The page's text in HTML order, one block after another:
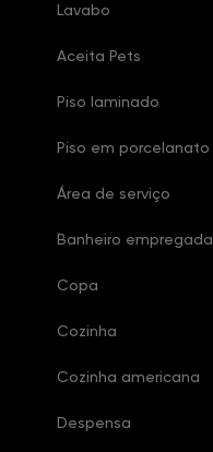
Lavabo
Aceita Pets
Piso laminado
Piso em porcelanato
Área de serviço
Banheiro empregada
Copa
Cozinha
Cozinha americana
Despensa